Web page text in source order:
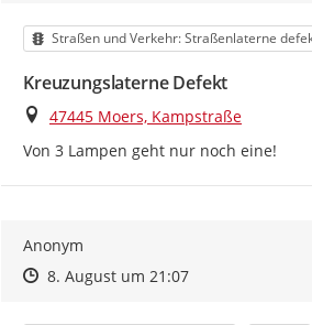
Kategorie
Straßen und Verkehr: Straßenlaterne
Kreuzungslaterne Defekt
Ort
47445 Moers, Kampstraße
Von 3 Lampen geht nur noch eine!
Anonym
Zeitpunkt des Erstellens
Zeitpunkt des Erstellens
8. August um 21:07Zur Äußerung